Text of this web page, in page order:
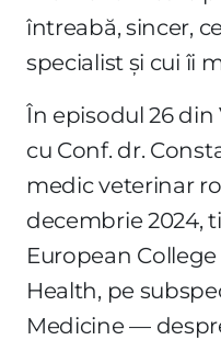
întreabă, sincer,
specialist și cui îi
În episodul 26 din
cu Conf. dr.
medic veterinar
decembrie 2024,
European
Health, pe
Medicine —